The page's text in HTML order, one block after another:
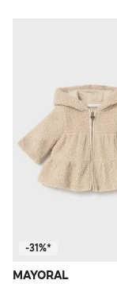
-31%*
MAYORAL